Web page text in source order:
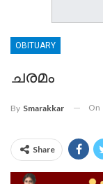
OBITUARY
ചരമം
By Smarakkar On
Share